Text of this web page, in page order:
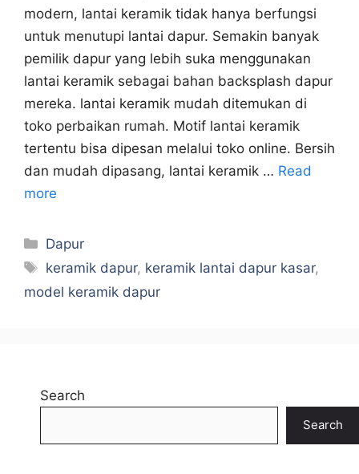
modern, lantai keramik tidak hanya berfungsi
untuk menutupi lantai dapur. Semakin banyak
pemilik dapur yang lebih suka menggunakan
lantai keramik sebagai bahan backsplash dapur
mereka. lantai keramik mudah ditemukan di
toko perbaikan rumah. Motif lantai keramik
tertentu bisa dipesan melalui toko online. Bersih
dan mudah dipasang, lantai keramik … Read
more
Categories
Dapur
Tags
keramik dapur, keramik lantai dapur kasar,
model keramik dapur
Search
Search